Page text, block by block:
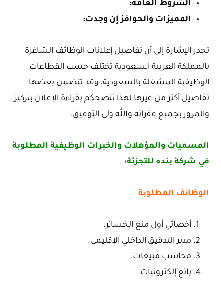
الشروط العامة:
المميزات والحوافز إن وجدت:
تجدر الإشارة إلى أن تفاصيل إعلانات الوظائف الشاغرة
بالمملكة العربية السعودية تختلف حسب القطاعات
الوظيفية المشغلة بالسعودية، وقد تتضمن بعضها
تفاصيل أكثر من غيرها لهذا ننصحكم بقراءة الإعلان بتركيز
والمرور بجميع فقراته والله ولي التوفيق.
المسميات والمؤهلات والخبرات الوظيفية المطلوبة
في شركة بنده للتجزئة:
الوظائف المطلوبة
أخصائي أول منع الخسائر.
مدير التدقيق الداخلي الإقليمي.
محاسب مبيعات.
بائع إلكترونيات.